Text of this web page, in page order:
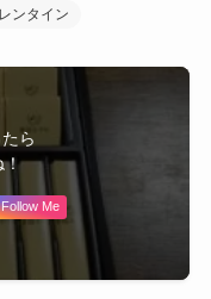
ンタイン
ら
！
Follow Me